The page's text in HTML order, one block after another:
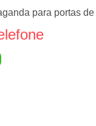
para portas